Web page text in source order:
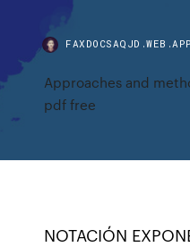
FAXDOCSAQJD.WEB.APP
Approaches and
pdf free
NOTACIÓN